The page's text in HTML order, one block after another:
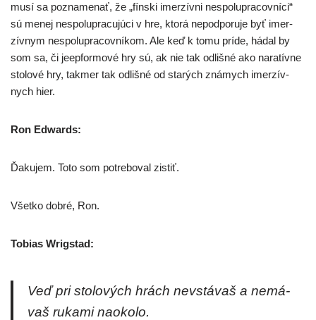
musí sa pozna­me­nať, že „fín­ski imer­zív­ni nespo­lu­pra­cov­ní­ci“
sú menej nespo­lu­pra­cu­jú­ci v hre, kto­rá nepod­po­ru­je byť imer­
zív­nym nespo­lu­pra­cov­ní­kom. Ale keď k tomu prí­de, hádal by
som sa, či jeep­for­mo­vé hry sú, ak nie tak odliš­né ako nara­tív­ne
sto­lo­vé hry, tak­mer tak odliš­né od sta­rých zná­mych imer­zív­
nych hier.
Ron Edwards:
Ďakujem. Toto som potre­bo­val zistiť.
Všetko dob­ré, Ron.
Tobias Wrigstad:
Veď pri sto­lo­vých hrách nevs­tá­vaš a nemá­
vaš ruka­mi naokolo.